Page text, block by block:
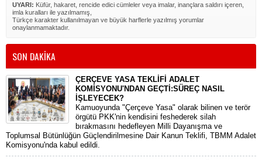
UYARI: Küfür, hakaret, rencide edici cümleler veya imalar, inançlara saldırı içeren,
imla kuralları ile yazılmamış,
Türkçe karakter kullanılmayan ve büyük harflerle yazılmış yorumlar
onaylanmamaktadır.
SON DAKİKA
ÇERÇEVE YASA TEKLİFİ ADALET
KOMİSYONU'NDAN GEÇTİ:SÜREÇ NASIL
İŞLEYECEK?
​Kamuoyunda "Çerçeve Yasa" olarak bilinen ve terör
örgütü PKK'nin kendisini feshederek silah
bırakmasını hedefleyen Milli Dayanışma ve
Toplumsal Bütünlüğün Güçlendirilmesine Dair Kanun Teklifi, TBMM Adalet
Komisyonu'nda kabul edildi.